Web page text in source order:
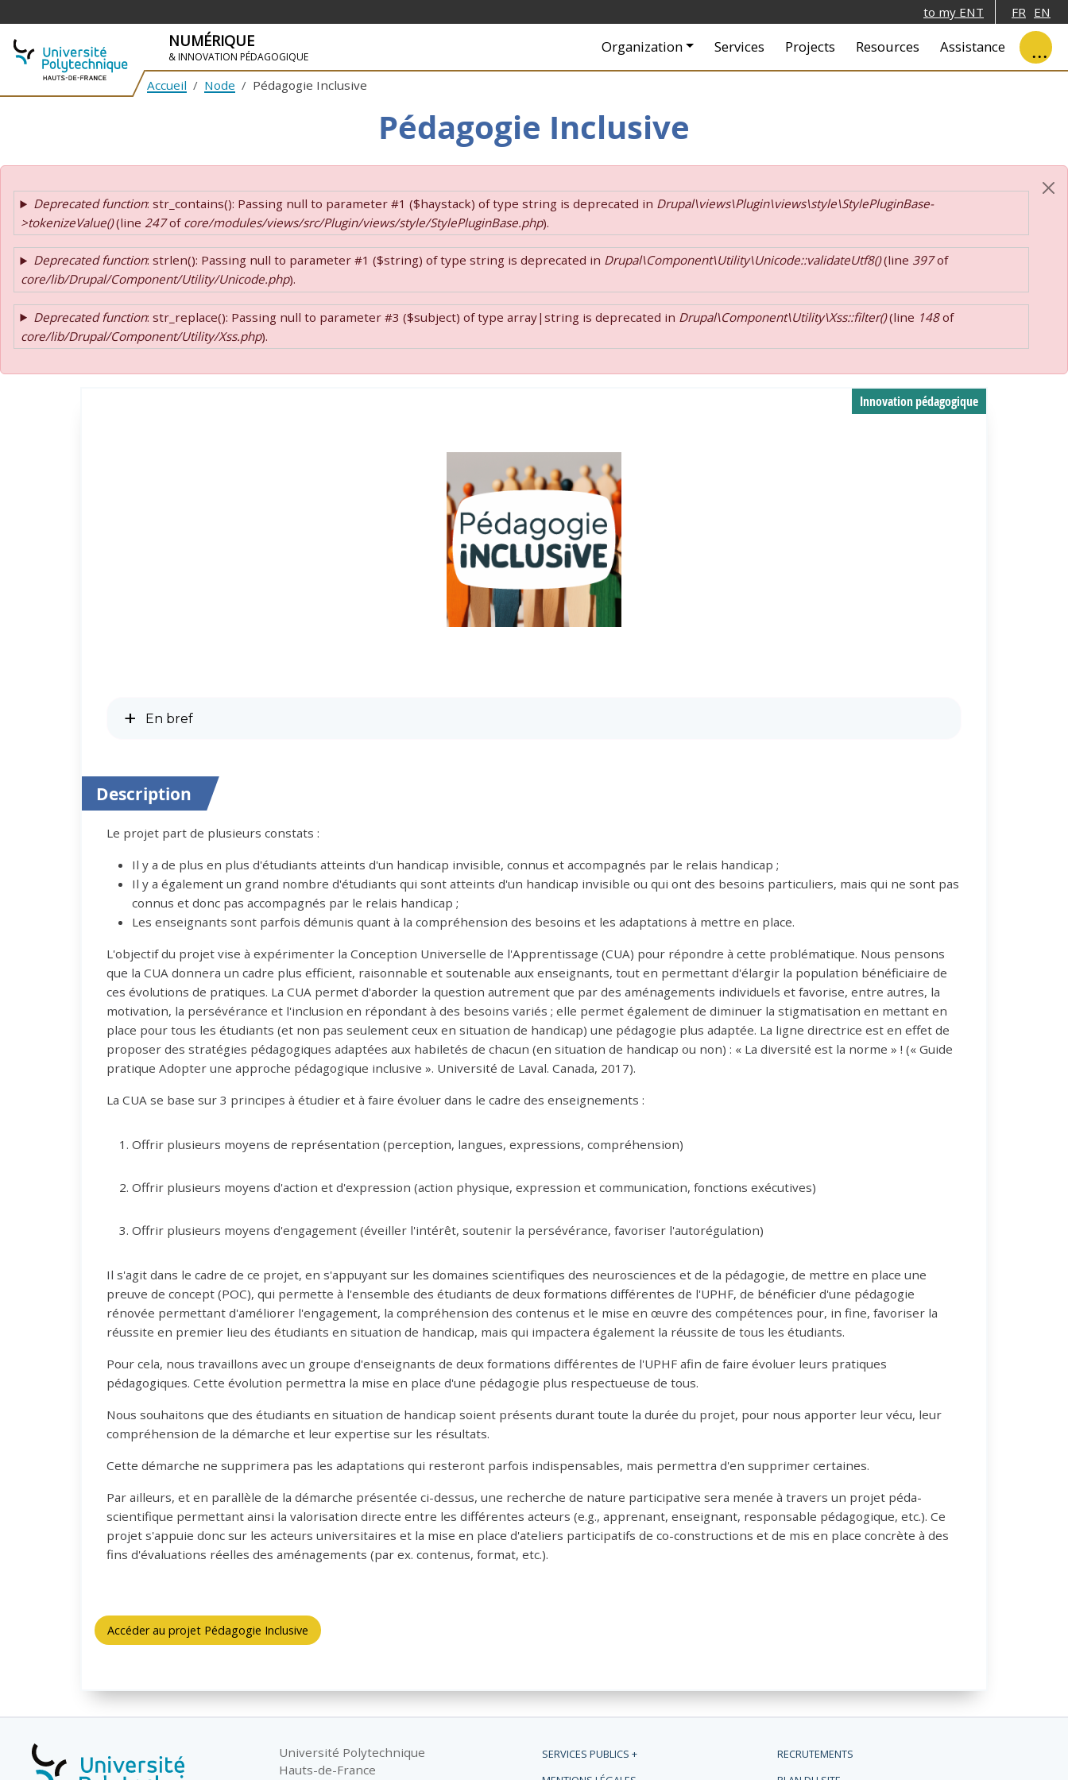
SKIP TO NAVIGATION
SKIP TO MAIN CONTENT
to my ENT FR EN
NUMÉRIQUE
& INNOVATION PÉDAGOGIQUE
Navigation principale
Organization Services Projects Resources Assistance
Accueil Node Pédagogie Inclusive
Pédagogie Inclusive
Error message
Deprecated function: str_contains(): Passing null to parameter #1 ($haystack) of type string is deprecated in Drupal\views\Plugin\views\style\StylePluginBase-
>tokenizeValue()(line 247of core/modules/views/src/Plugin/views/style/StylePluginBase.php).
Deprecated function: strlen(): Passing null to parameter #1 ($string) of type string is deprecated in Drupal\Component\Utility\Unicode::validateUtf8()(line 397of
core/lib/Drupal/Component/Utility/Unicode.php).
Deprecated function: str_replace(): Passing null to parameter #3 ($subject) of type array|string is deprecated in Drupal\Component\Utility\Xss::filter()(line 148of
core/lib/Drupal/Component/Utility/Xss.php).
Innovation pédagogique
En bref
Description
Le projet part de plusieurs constats :
Il y a de plus en plus d'étudiants atteints d'un handicap invisible, connus et accompagnés par le relais handicap ;
Il y a également un grand nombre d'étudiants qui sont atteints d'un handicap invisible ou qui ont des besoins particuliers, mais qui ne sont pas
connus et donc pas accompagnés par le relais handicap ;
Les enseignants sont parfois démunis quant à la compréhension des besoins et les adaptations à mettre en place.
L'objectif du projet vise à expérimenter la Conception Universelle de l'Apprentissage (CUA) pour répondre à cette problématique. Nous pensons
que la CUA donnera un cadre plus efficient, raisonnable et soutenable aux enseignants, tout en permettant d'élargir la population bénéficiaire de
ces évolutions de pratiques. La CUA permet d'aborder la question autrement que par des aménagements individuels et favorise, entre autres, la
motivation, la persévérance et l'inclusion en répondant à des besoins variés ; elle permet également de diminuer la stigmatisation en mettant en
place pour tous les étudiants (et non pas seulement ceux en situation de handicap) une pédagogie plus adaptée. La ligne directrice est en effet de
proposer des stratégies pédagogiques adaptées aux habiletés de chacun (en situation de handicap ou non) : « La diversité est la norme » ! (« Guide
pratique Adopter une approche pédagogique inclusive ». Université de Laval. Canada, 2017).
La CUA se base sur 3 principes à étudier et à faire évoluer dans le cadre des enseignements :
Offrir plusieurs moyens de représentation (perception, langues, expressions, compréhension)
Offrir plusieurs moyens d'action et d'expression (action physique, expression et communication, fonctions exécutives)
Offrir plusieurs moyens d'engagement (éveiller l'intérêt, soutenir la persévérance, favoriser l'autorégulation)
Il s'agit dans le cadre de ce projet, en s'appuyant sur les domaines scientifiques des neurosciences et de la pédagogie, de mettre en place une
preuve de concept (POC), qui permette à l'ensemble des étudiants de deux formations différentes de l'UPHF, de bénéficier d'une pédagogie
rénovée permettant d'améliorer l'engagement, la compréhension des contenus et le mise en œuvre des compétences pour, in fine, favoriser la
réussite en premier lieu des étudiants en situation de handicap, mais qui impactera également la réussite de tous les étudiants.
Pour cela, nous travaillons avec un groupe d'enseignants de deux formations différentes de l'UPHF afin de faire évoluer leurs pratiques
pédagogiques. Cette évolution permettra la mise en place d'une pédagogie plus respectueuse de tous.
Nous souhaitons que des étudiants en situation de handicap soient présents durant toute la durée du projet, pour nous apporter leur vécu, leur
compréhension de la démarche et leur expertise sur les résultats.
Cette démarche ne supprimera pas les adaptations qui resteront parfois indispensables, mais permettra d'en supprimer certaines.
Par ailleurs, et en parallèle de la démarche présentée ci-dessus, une recherche de nature participative sera menée à travers un projet péda-
scientifique permettant ainsi la valorisation directe entre les différentes acteurs (e.g., apprenant, enseignant, responsable pédagogique, etc.). Ce
projet s'appuie donc sur les acteurs universitaires et la mise en place d'ateliers participatifs de co-constructions et de mis en place concrète à des
fins d'évaluations réelles des aménagements (par ex. contenus, format, etc.).
Accéder au projet Pédagogie Inclusive
Université Polytechnique
Hauts-de-France
SERVICES PUBLICS +
RECRUTEMENTS